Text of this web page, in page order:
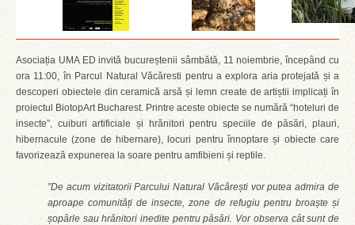
Asociația UMA ED invită bucureștenii sâmbătă, 11 noiembrie, începând cu
ora 11:00, în Parcul Natural Văcăresti pentru a explora aria protejată și a
descoperi obiectele din ceramică arsă și lemn create de artiștii implicați în
proiectul BiotopArt Bucharest. Printre aceste obiecte se numără “hoteluri de
insecte”, cuiburi artificiale și hrănitori pentru speciile de păsări, plauri,
hibernacule (zone de hibernare), locuri pentru înnoptare și obiecte care
favorizează expunerea la soare pentru amfibieni și reptile.
”De acum vizitatorii Parcului Natural Văcărești vor putea admira de
aproape comunități de insecte, zone de refugiu pentru broaște și
șopârle sau hrănitori inedite pentru păsări. Vor observa cât sunt de